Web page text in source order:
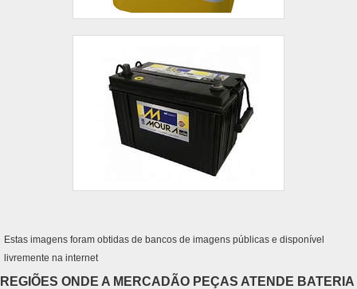
Estas imagens foram obtidas de bancos de imagens públicas e disponível
livremente na internet
REGIÕES ONDE A MERCADÃO PEÇAS ATENDE BATERIA